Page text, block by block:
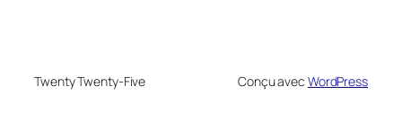
Twenty Twenty-Five Conçu avec WordPress